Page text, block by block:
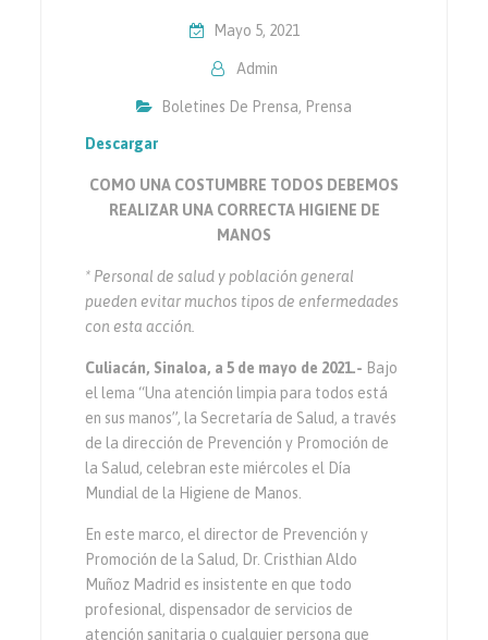
Mayo 5, 2021
Admin
Boletines De Prensa, Prensa
Descargar
COMO UNA COSTUMBRE TODOS DEBEMOS
REALIZAR UNA CORRECTA HIGIENE DE
MANOS
* Personal de salud y población general
pueden evitar muchos tipos de enfermedades
con esta acción.
Culiacán, Sinaloa, a 5 de mayo de 2021.- Bajo
el lema “Una atención limpia para todos está
en sus manos”, la Secretaría de Salud, a través
de la dirección de Prevención y Promoción de
la Salud, celebran este miércoles el Día
Mundial de la Higiene de Manos.
En este marco, el director de Prevención y
Promoción de la Salud, Dr. Cristhian Aldo
Muñoz Madrid es insistente en que todo
profesional, dispensador de servicios de
atención sanitaria o cualquier persona que